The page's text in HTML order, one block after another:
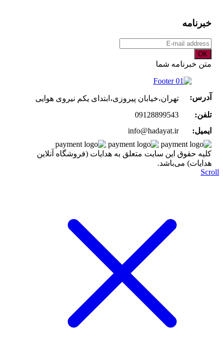
خبرنامه
متن خبرنامه شما
آدرس:
تهران،خیابان پیروزی،ابتدای یکم نیروی هوایی
تلفن:
09128899543
ایمیل:
info@hadayat.ir
کليه حقوق اين سايت متعلق به هدایات (فروشگاه آنلاین
هدایات) می‌باشد.